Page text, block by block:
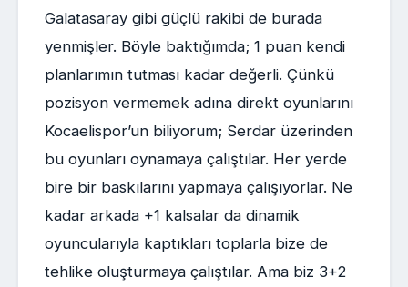
Galatasaray gibi güçlü rakibi de burada
yenmişler. Böyle baktığımda; 1 puan kendi
planlarımın tutması kadar değerli. Çünkü
pozisyon vermemek adına direkt oyunlarını
Kocaelispor’un biliyorum; Serdar üzerinden
bu oyunları oynamaya çalıştılar. Her yerde
bire bir baskılarını yapmaya çalışıyorlar. Ne
kadar arkada +1 kalsalar da dinamik
oyuncularıyla kaptıkları toplarla bize de
tehlike oluşturmaya çalıştılar. Ama biz 3+2